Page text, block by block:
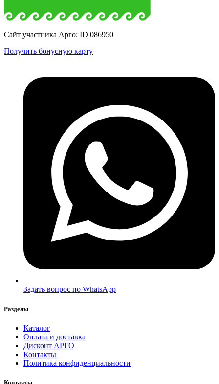
Сайт участника Арго: ID 086950
Получить бонусную карту
Задать вопрос по WhatsApp
Разделы
Каталог
Оплата и доставка
Дисконт АРГО
Контакты
Политика конфиденциальности
Контакты